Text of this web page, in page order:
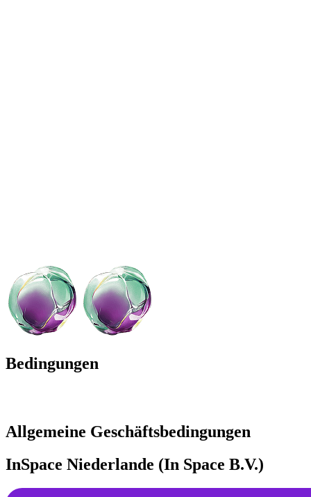
Bedingungen
Allgemeine Geschäftsbedingungen
InSpace Niederlande (In Space B.V.)